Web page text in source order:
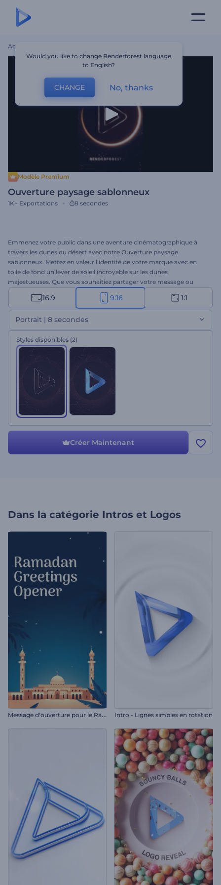
Accueil
Modèle Premium
Ouverture paysage sablonneux
1K+ Exportations 8 secondes
Emmenez votre public dans une aventure cinématographique à
travers les dunes du désert avec notre Ouverture paysage
sablonneux. Mettez en valeur l'identité de votre marque avec en
toile de fond un lever de soleil incroyable sur les dunes
majestueuses. Que vous souhaitiez partager votre message ou
révéler votre logo, ce modèle captivera les spectateurs du début à
la fin. Importez votre logo, saisissez votre slogan et regardez la
magie de la nature sauvage faire le reste. Ce modèle est idéal pour
les ouvertures cinématographiques, les intros de marques ou toute
autre présentation pour laquelle vous souhaitez faire une première
impression marquante. Essayez-le dès maintenant !
16:9 9:16 1:1
Portrait | 8 secondes
Styles disponibles (2)
Créer Maintenant
Dans la catégorie Intros et Logos
M
essage d'ouverture pour le Ramadan Intro - Lignes simples en rotation
Would you like to change Renderforest language
to English?
CHANGE No, thanks